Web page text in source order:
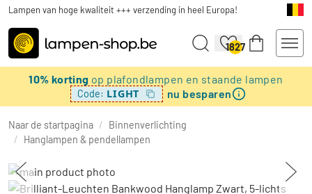
Lampen van hoge kwaliteit +++ verzending in heel Europa!
1827
10% korting op plafondlampen en staande lampen
Code: LIGHT nu besparen
Naar de startpagina / Binnenverlichting
/ Hanglampen & pendellampen